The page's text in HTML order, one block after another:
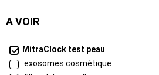
A VOIR
MitraClock test peau
exosomes cosmétique